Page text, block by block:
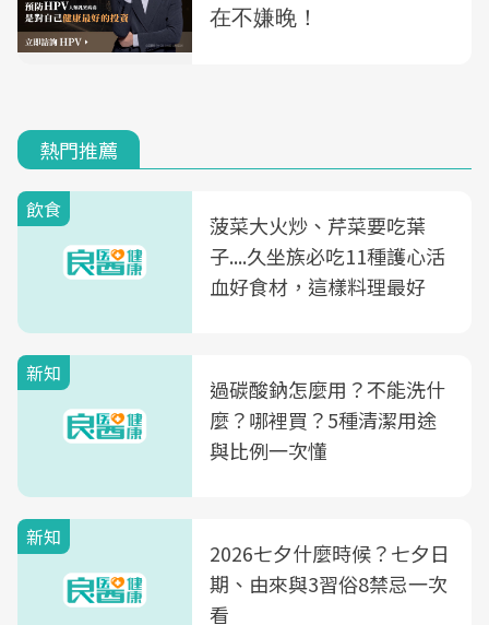
熱門推薦
飲食
菠菜大火炒、芹菜要吃葉
子....久坐族必吃11種護心活
血好食材，這樣料理最好
新知
過碳酸鈉怎麼用？不能洗什
麼？哪裡買？5種清潔用途
與比例一次懂
新知
2026七夕什麼時候？七夕日
期、由來與3習俗8禁忌一次
看